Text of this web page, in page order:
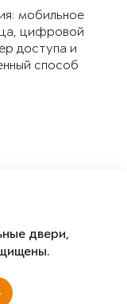
мобильное
цифровой
доступа и
способ
двери,